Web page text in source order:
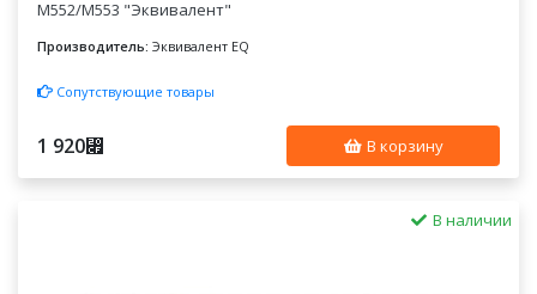
M552/M553 "Эквивалент"
Производитель: Эквивалент EQ
Сопутствующие товары
1 920⃏ В корзину
В наличии